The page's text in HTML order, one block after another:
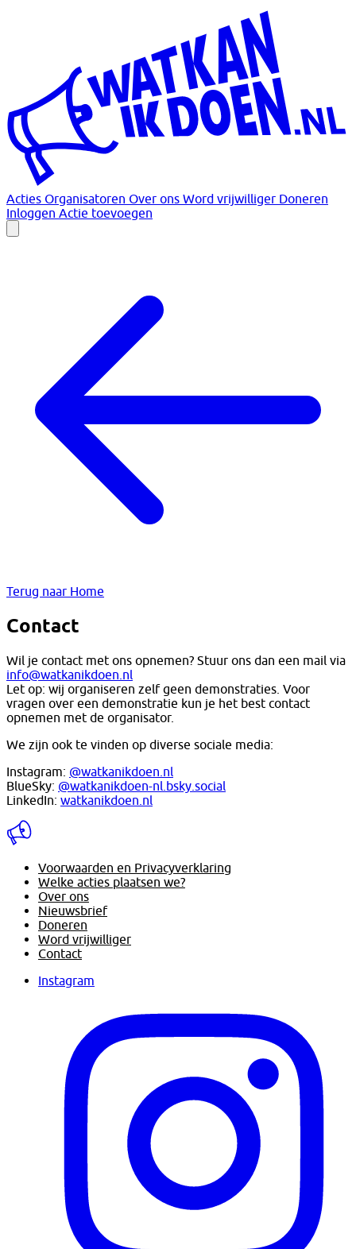
Acties Organisatoren Over ons Word vrijwilliger Doneren
Inloggen Actie toevoegen
Terug naar Home
Contact
Wil je contact met ons opnemen? Stuur ons dan een mail via
info@watkanikdoen.nl
Let op: wij organiseren zelf geen demonstraties. Voor
vragen over een demonstratie kun je het best contact
opnemen met de organisator.
We zijn ook te vinden op diverse sociale media:
Instagram: @watkanikdoen.nl
BlueSky: @watkanikdoen-nl.bsky.social
LinkedIn: watkanikdoen.nl
Voorwaarden en Privacyverklaring
Welke acties plaatsen we?
Over ons
Nieuwsbrief
Doneren
Word vrijwilliger
Contact
Instagram